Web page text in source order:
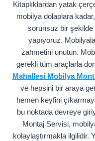
Kitaplıklardan yatak
mobilya dolaplara kadar,
sorunsuz bir
yapıyoruz.
zahmetini unutun.
gerekli tüm araçlarla
Mahallesi Mobilya
ve hepsini bir araya
hemen keyfini
bu noktada devreye
Montaj Servisi,
kolaylaştırmakla ilgilidir.